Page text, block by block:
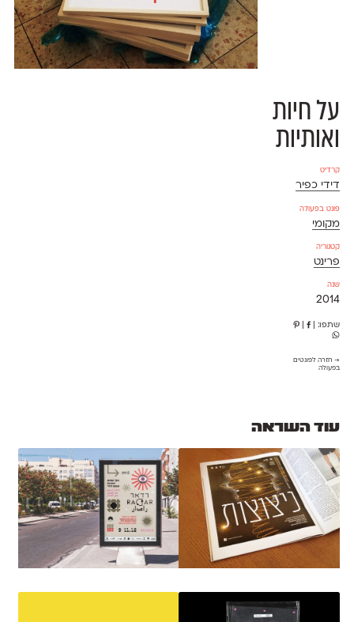
על חיות
ואותיות
קרדיט
דידי כפיר
פונט בפעולה
מקומי
קטגוריה
פרינט
שנה
2014
שתפו: |
→ חזרה לפונטים
בפעולה
עוד השראה